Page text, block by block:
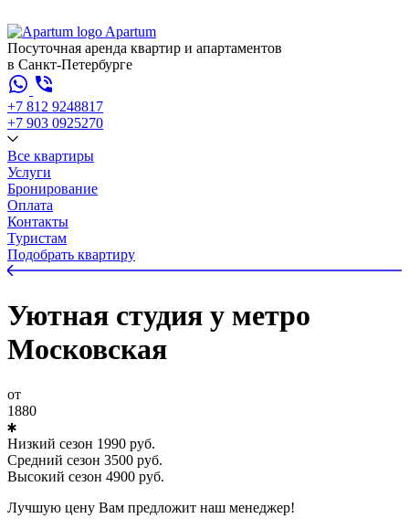
Apartum
Посуточная аренда квартир и апартаментов
в Санкт-Петербурге
+7 812 9248817
+7 903 0925270
Все квартиры
Услуги
Бронирование
Оплата
Контакты
Туристам
Подобрать квартиру
Уютная студия у метро
Московская
от
1880
Низкий сезон 1990 руб.
Средний сезон 3500 руб.
Высокий сезон 4900 руб.
Лучшую цену Вам предложит наш менеджер!